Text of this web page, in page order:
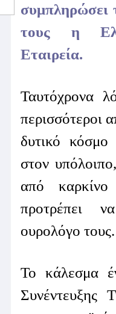
συμπληρώσει
τους η
Εταιρεία.
Ταυτόχρονα
περισσότεροι
δυτικό κόσμο
στον
από
προτρέπει
ουρολόγο τους.
Το κάλεσμα
Συνέντευξης